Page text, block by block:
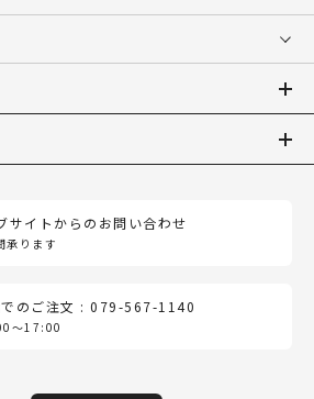
サイトからのお問い合わせ
承ります
でのご注文 : 079-567-1140
〜17:00